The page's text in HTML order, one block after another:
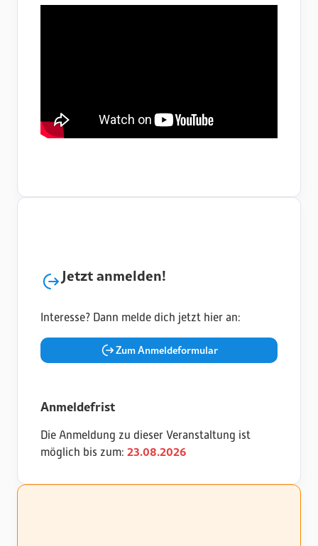
Jetzt anmelden!
Interesse? Dann melde dich jetzt hier an:
Zum Anmeldeformular
Anmeldefrist
Die Anmeldung zu dieser Veranstaltung ist
möglich bis zum: 23.08.2026